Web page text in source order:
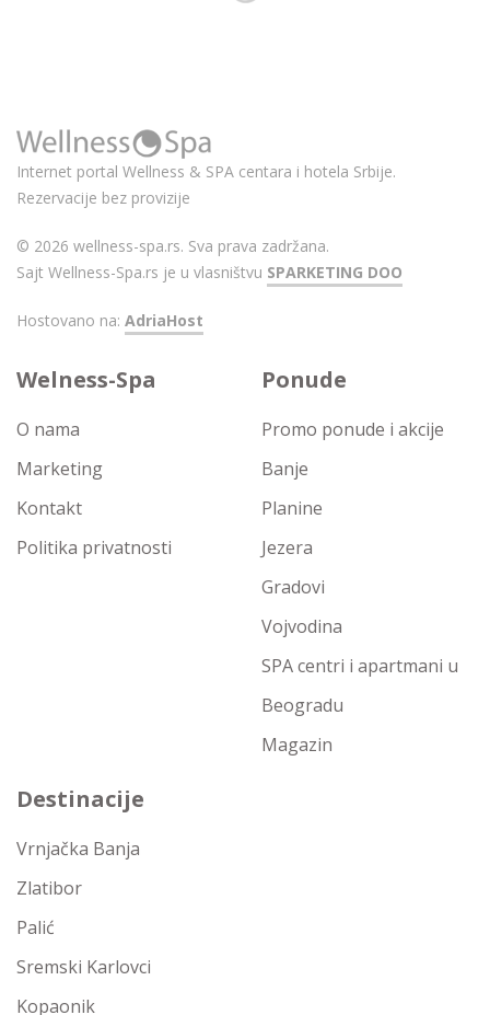
Internet portal Wellness & SPA centara i hotela Srbije.
Rezervacije bez provizije
© 2026 wellness-spa.rs. Sva prava zadržana.
Sajt Wellness-Spa.rs je u vlasništvu SPARKETING DOO
Hostovano na: AdriaHost
Welness-Spa
O nama
Marketing
Kontakt
Politika privatnosti
Ponude
Promo ponude i akcije
Banje
Planine
Jezera
Gradovi
Vojvodina
SPA centri i apartmani u
Beogradu
Magazin
Destinacije
Vrnjačka Banja
Zlatibor
Palić
Sremski Karlovci
Kopaonik